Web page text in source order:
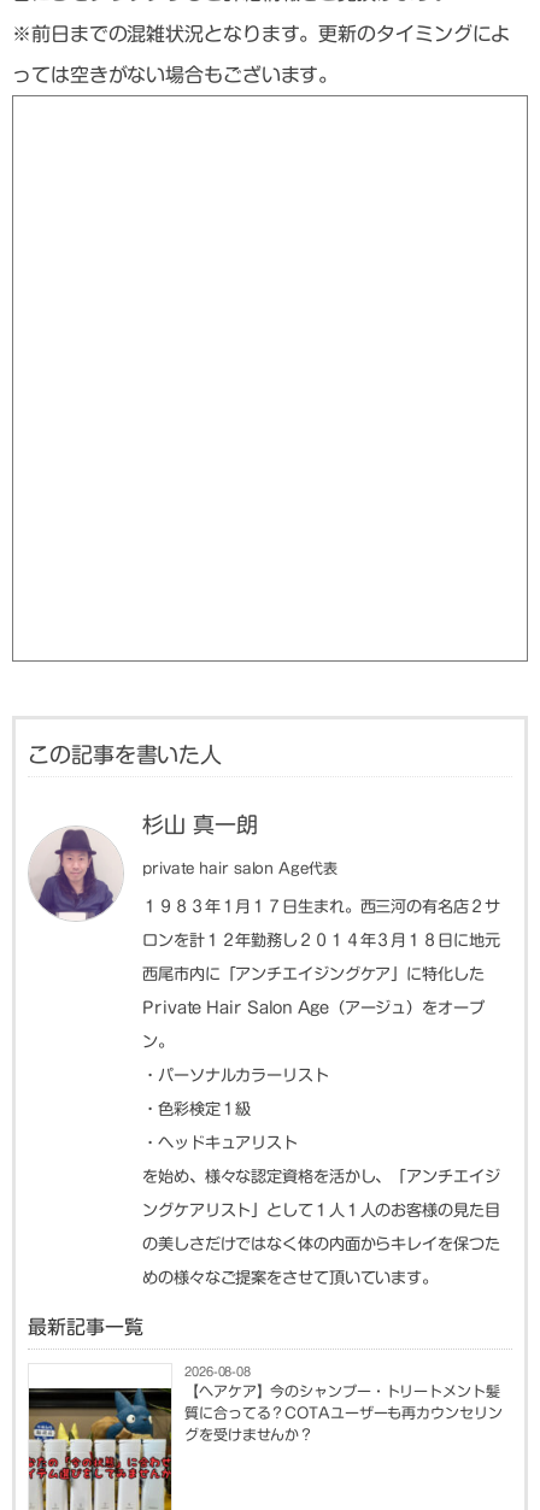
※前日までの混雑状況となります。更新のタイミングによ
っては空きがない場合もございます。
この記事を書いた人
杉山 真一朗
private hair salon Age代表
１９８３年１月１７日生まれ。西三河の有名店２サ
ロンを計１２年勤務し２０１４年３月１８日に地元
西尾市内に「アンチエイジングケア」に特化した
Private Hair Salon Age（アージュ）をオープ
ン。
・パーソナルカラーリスト
・色彩検定１級
・ヘッドキュアリスト
を始め、様々な認定資格を活かし、「アンチエイジ
ングケアリスト」として１人１人のお客様の見た目
の美しさだけではなく体の内面からキレイを保つた
めの様々なご提案をさせて頂いています。
最新記事一覧
2026-08-08
【ヘアケア】今のシャンプー・トリートメント髪
質に合ってる？COTAユーザーも再カウンセリン
グを受けませんか？